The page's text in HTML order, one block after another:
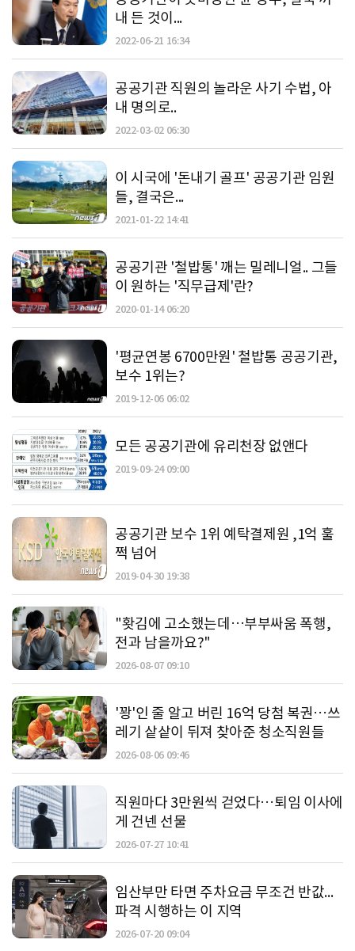
내 든 것이...
2022-06-21 16:34
공공기관 직원의 놀라운 사기 수법, 아
내 명의로..
2022-03-02 06:30
이 시국에 '돈내기 골프' 공공기관 임원
들, 결국은...
2021-01-22 14:41
공공기관 '철밥통' 깨는 밀레니얼.. 그들
이 원하는 '직무급제'란?
2020-01-14 06:20
'평균연봉 6700만원' 철밥통 공공기관,
보수 1위는?
2019-12-06 06:02
모든 공공기관에 유리천장 없앤다
2019-09-24 09:00
공공기관 보수 1위 예탁결제원 ,1억 훌
쩍 넘어
2019-04-30 19:38
"홧김에 고소했는데…부부싸움 폭행,
전과 남을까요?"
2026-08-07 09:10
'꽝'인 줄 알고 버린 16억 당첨 복권…쓰
레기 샅샅이 뒤져 찾아준 청소직원들
2026-08-06 09:46
직원마다 3만원씩 걷었다…퇴임 이사에
게 건넨 선물
2026-07-27 10:41
임산부만 타면 주차요금 무조건 반값...
파격 시행하는 이 지역
2026-07-20 09:04